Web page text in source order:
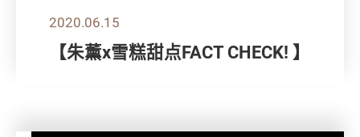
2020.06.15
【朱薰x雪糕甜点FACT CHECK! 】